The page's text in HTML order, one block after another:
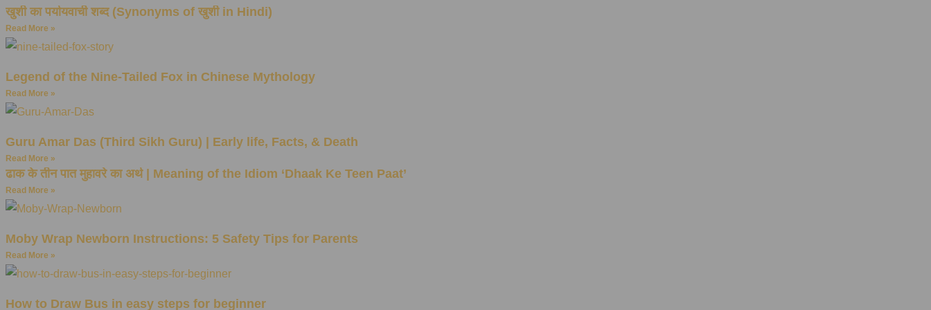
खुशी का पर्यायवाची शब्द (Synonyms of खुशी in Hindi)
Read More »
Legend of the Nine-Tailed Fox in Chinese Mythology
Read More »
Guru Amar Das (Third Sikh Guru) | Early life, Facts, & Death
Read More »
ढाक के तीन पात मुहावरे का अर्थ | Meaning of the Idiom ‘Dhaak Ke Teen Paat’
Read More »
Moby Wrap Newborn Instructions: 5 Safety Tips for Parents
Read More »
How to Draw Bus in easy steps for beginner